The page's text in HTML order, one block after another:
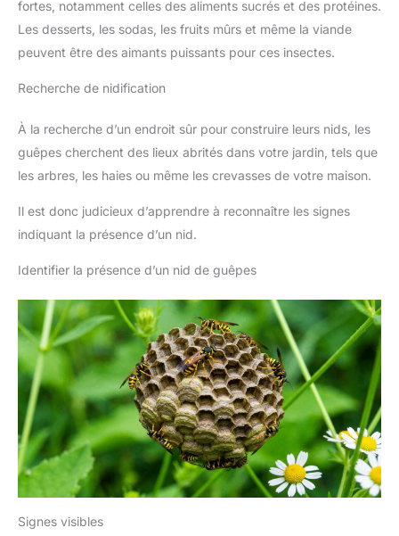
fortes, notamment celles des aliments sucrés et des protéines.
Les desserts, les sodas, les fruits mûrs et même la viande
peuvent être des aimants puissants pour ces insectes.
Recherche de nidification
À la recherche d’un endroit sûr pour construire leurs nids, les
guêpes cherchent des lieux abrités dans votre jardin, tels que
les arbres, les haies ou même les crevasses de votre maison.
Il est donc judicieux d’apprendre à reconnaître les signes
indiquant la présence d’un nid.
Identifier la présence d’un nid de guêpes
Signes visibles